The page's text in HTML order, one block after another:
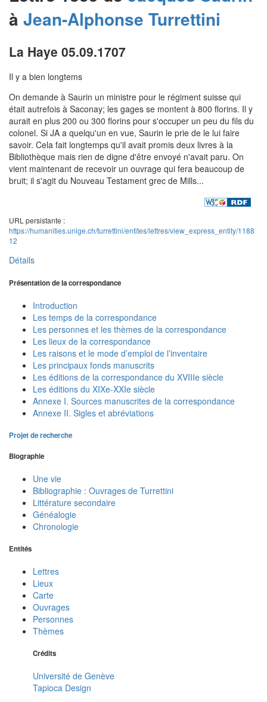
à Jean-Alphonse Turrettini
La Haye 05.09.1707
Il y a bien longtems
On demande à Saurin un ministre pour le régiment suisse qui
était autrefois à Saconay; les gages se montent à 800 florins. Il y
aurait en plus 200 ou 300 florins pour s'occuper un peu du fils du
colonel. Si JA a quelqu'un en vue, Saurin le prie de le lui faire
savoir. Cela fait longtemps qu'il avait promis deux livres à la
Bibliothèque mais rien de digne d'être envoyé n'avait paru. On
vient maintenant de recevoir un ouvrage qui fera beaucoup de
bruit; il s'agit du Nouveau Testament grec de Mills...
URL persistante :
https://humanities.unige.ch/turrettini/entites/lettres/view_express_entity/1188
12
Détails
Présentation de la correspondance
Introduction
Les temps de la correspondance
Les personnes et les thèmes de la correspondance
Les lieux de la correspondance
Les raisons et le mode d’emploi de l’inventaire
Les principaux fonds manuscrits
Les éditions de la correspondance du XVIIIe siècle
Les éditions du XIXe-XXIe siècle
Annexe I. Sources manuscrites de la correspondance
Annexe II. Sigles et abréviations
Projet de recherche
Biographie
Une vie
Bibliographie : Ouvrages de Turrettini
Littérature secondaire
Généalogie
Chronologie
Entités
Lettres
Lieux
Carte
Ouvrages
Personnes
Thèmes
Crédits
Université de Genève
Tapioca Design